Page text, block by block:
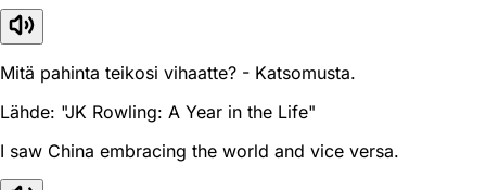
Mitä pahinta teikosi vihaatte? - Katsomusta.
Lähde: "JK Rowling: A Year in the Life"
I saw China embracing the world and vice versa.